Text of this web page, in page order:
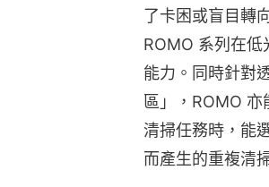
了卡困或盲目轉
ROMO 系列在
能力。同時針對
區」，ROMO
清掃任務時，能
而產生的重複清